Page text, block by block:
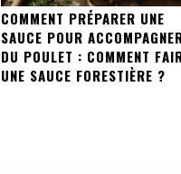
COMMENT PRÉPARER UNE
SAUCE POUR
DU POULET : COMMENT
UNE SAUCE FORESTIÈRE ?